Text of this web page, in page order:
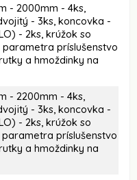
- 2000mm - 4ks,
- 3ks, koncovka -
- 2ks, krúžok so
príslušenstvo
a hmoždinky na
- 2200mm - 4ks,
- 3ks, koncovka -
- 2ks, krúžok so
príslušenstvo
a hmoždinky na